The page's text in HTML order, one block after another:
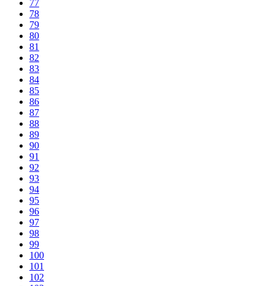
77
78
79
80
81
82
83
84
85
86
87
88
89
90
91
92
93
94
95
96
97
98
99
100
101
102